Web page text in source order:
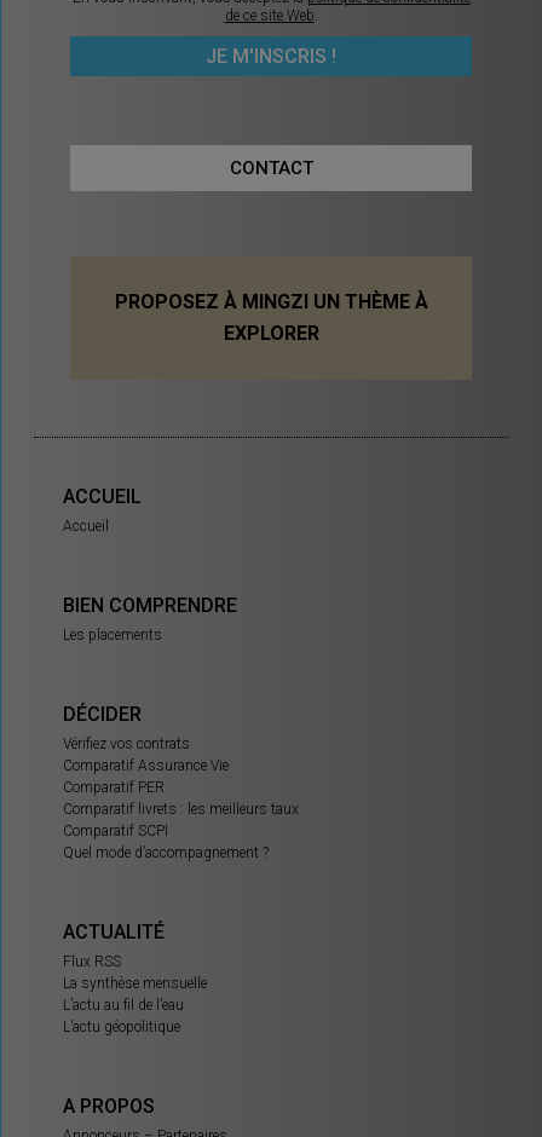
de ce site Web.
CONTACT
PROPOSEZ À MINGZI UN THÈME À
EXPLORER
ACCUEIL
Accueil
BIEN COMPRENDRE
Les placements
DÉCIDER
Vérifiez vos contrats
Comparatif Assurance Vie
Comparatif PER
Comparatif livrets : les meilleurs taux
Comparatif SCPI
Quel mode d’accompagnement ?
ACTUALITÉ
Flux RSS
La synthèse mensuelle
L’actu au fil de l’eau
L’actu géopolitique
A PROPOS